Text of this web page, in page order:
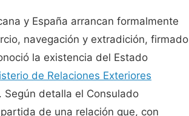
y España arrancan formalmente
navegación y extradición, firmado
la existencia del Estado
de Relaciones Exteriores
. Según detalla el Consulado
de una relación que, con